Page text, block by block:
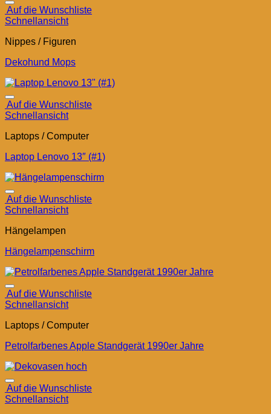
Auf die Wunschliste
Schnellansicht
Nippes / Figuren
Dekohund Mops
Auf die Wunschliste
Schnellansicht
Laptops / Computer
Laptop Lenovo 13″ (#1)
Auf die Wunschliste
Schnellansicht
Hängelampen
Hängelampenschirm
Auf die Wunschliste
Schnellansicht
Laptops / Computer
Petrolfarbenes Apple Standgerät 1990er Jahre
Auf die Wunschliste
Schnellansicht